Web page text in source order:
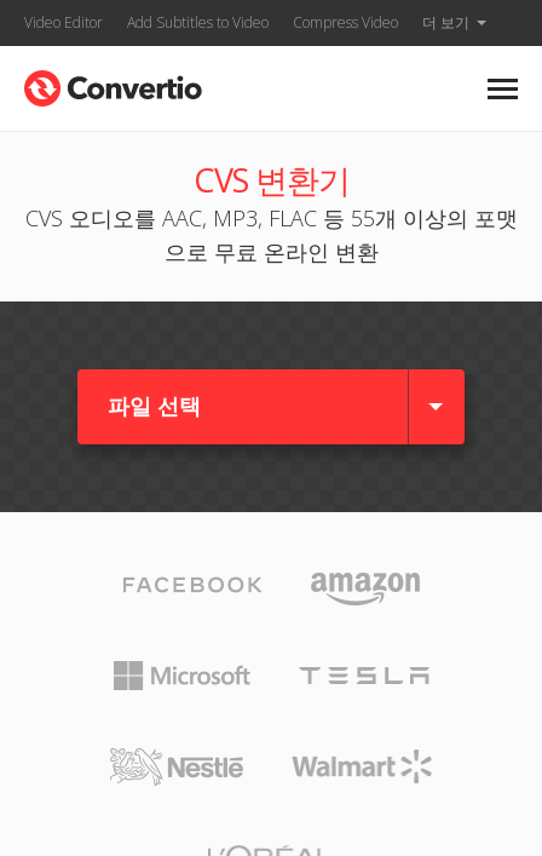
Video Editor Add Subtitles to Video Compress Video 더 보기
CVS 변환기
CVS 오디오를 AAC, MP3, FLAC 등 55개 이상의 포맷
으로 무료 온라인 변환
파일 선택